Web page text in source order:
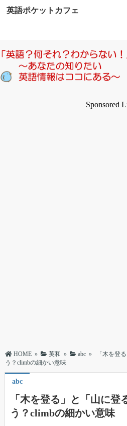
英語ポケットカフェ
Sponsored
HOME » 英和 » abc »
「木を登
う？climbの細かい意味
abc
「木を登る」と「山に登
う？climbの細かい意味